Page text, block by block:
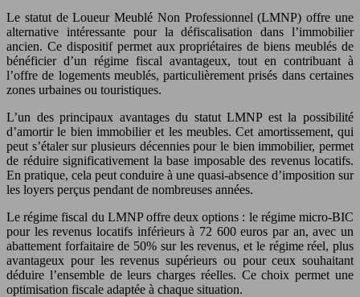
Le statut de Loueur Meublé Non Professionnel (LMNP) offre une
alternative intéressante pour la défiscalisation dans l’immobilier
ancien. Ce dispositif permet aux propriétaires de biens meublés de
bénéficier d’un régime fiscal avantageux, tout en contribuant à
l’offre de logements meublés, particulièrement prisés dans certaines
zones urbaines ou touristiques.
L’un des principaux avantages du statut LMNP est la possibilité
d’amortir le bien immobilier et les meubles. Cet amortissement, qui
peut s’étaler sur plusieurs décennies pour le bien immobilier, permet
de réduire significativement la base imposable des revenus locatifs.
En pratique, cela peut conduire à une quasi-absence d’imposition sur
les loyers perçus pendant de nombreuses années.
Le régime fiscal du LMNP offre deux options : le régime micro-BIC
pour les revenus locatifs inférieurs à 72 600 euros par an, avec un
abattement forfaitaire de 50% sur les revenus, et le régime réel, plus
avantageux pour les revenus supérieurs ou pour ceux souhaitant
déduire l’ensemble de leurs charges réelles. Ce choix permet une
optimisation fiscale adaptée à chaque situation.